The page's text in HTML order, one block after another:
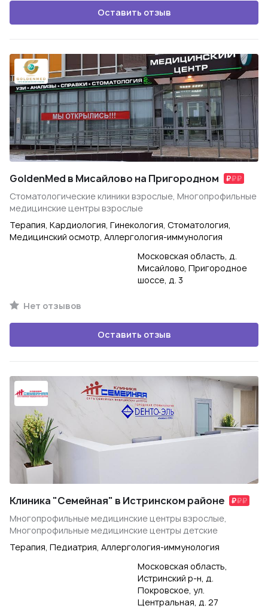
Оставить отзыв
GoldenMed в Мисайлово на Пригородном
Стоматологические клиники взрослые, Многопрофильные
медицинские центры взрослые
Терапия, Кардиология, Гинекология, Стоматология,
Медицинский осмотр, Аллергология-иммунология
Московская область, д.
Мисайлово, Пригородное
шоссе, д. 3
Нет отзывов
Оставить отзыв
Клиника "Семейная" в Истринском районе
Многопрофильные медицинские центры взрослые,
Многопрофильные медицинские центры детские
Терапия, Педиатрия, Аллергология-иммунология
Московская область,
Истринский р-н, д.
Покровское, ул.
Центральная, д. 27